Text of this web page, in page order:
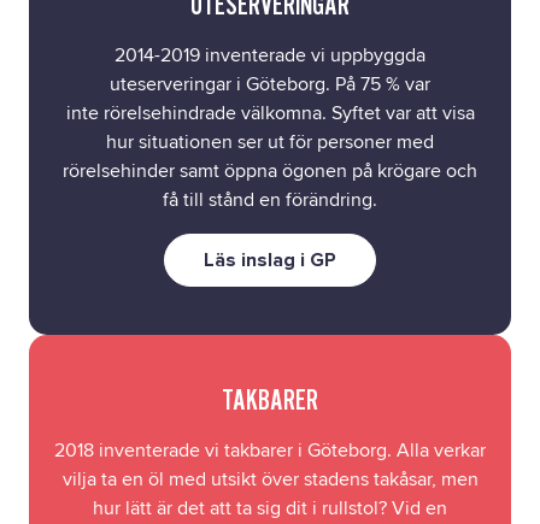
2014-2019 inventerade vi uppbyggda
uteserveringar i Göteborg. På 75 % var
inte rörelsehindrade välkomna. Syftet var att visa
hur situationen ser ut för personer med
rörelsehinder samt öppna ögonen på krögare och
få till stånd en förändring.
Läs inslag i GP
TAKBARER
2018 inventerade vi takbarer i Göteborg. Alla verkar
vilja ta en öl med utsikt över stadens takåsar, men
hur lätt är det att ta sig dit i rullstol? Vid en